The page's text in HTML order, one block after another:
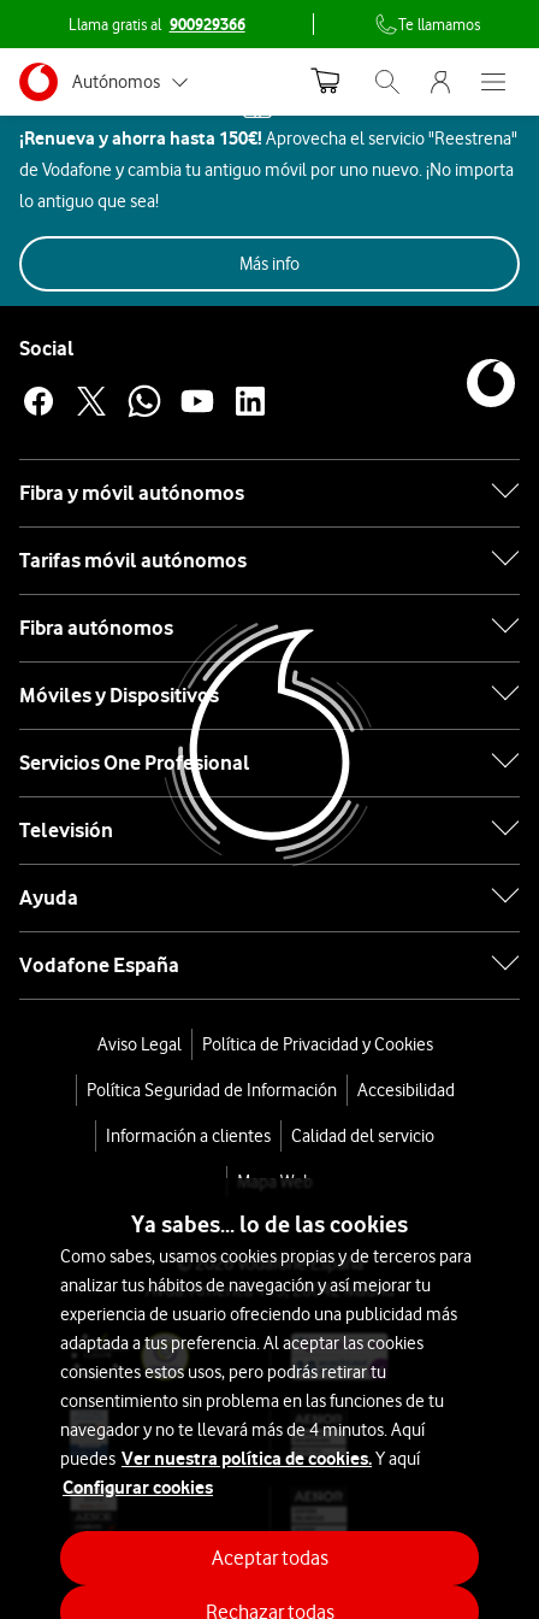
Llama gratis al 900929366 Te llamamos
Ir a la pagina principal de vodafone.es
Menu navegación Segmento
Autónomos
Pymes
Grandes empresas
Particulares
Abrir buscador.
Menu
Abre
Inicio
Dispositivos
Hogar
inteligente
Rowenta
TodosRebajasMóvilesBeauty
Aires
Acondicionados
y
Gaming
y ocio
Hogar
inteligente
Rowenta
Apple
Samsung
Xiaomi
OPPO
Huawei
Ordenar
por:
Rowenta
Aspiradora
Mascotas
Force
Flex
14.60
¡Renueva y ahorra hasta 150€! Aprovecha el servicio "Reestrena"
de Vodafone y cambia tu antiguo móvil por uno nuevo. ¡No importa
lo antiguo que sea!
Más info
Social
Fibra y móvil autónomos
Tarifas móvil autónomos
Fibra autónomos
Móviles y Dispositivos
Servicios One Profesional
Televisión
Ayuda
Vodafone España
Aviso Legal Política de Privacidad y Cookies
Política Seguridad de Información Accesibilidad
Información a clientes Calidad del servicio
Mapa Web
© 2026 Vodafone España
Avda. América 115, 28042 Madrid
Ya sabes... lo de las cookies
Como sabes, usamos cookies propias y de terceros para
analizar tus hábitos de navegación y así mejorar tu
experiencia de usuario ofreciendo una publicidad más
adaptada a tus preferencia. Al aceptar las cookies
consientes estos usos, pero podrás retirar tu
consentimiento sin problema en las funciones de tu
navegador y no te llevará más de 4 minutos. Aquí
puedes Ver nuestra política de cookies.Y aquí
Configurar cookies
Rechazar todas
Aceptar todas